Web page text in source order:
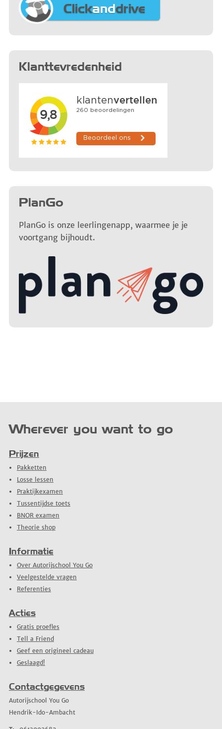
Clickanddrive
Klanttevredenheid
PlanGo
PlanGo is onze leerlingenapp, waarmee je je
voortgang bijhoudt.
Wherever you want to go
Prijzen
Pakketten
Losse lessen
Praktijkexamen
Tussentijdse toets
BNOR examen
Theorie shop
Informatie
Over Autorijschool You Go
Veelgestelde vragen
Referenties
Acties
Gratis proefles
Tell a Friend
Geef een origineel cadeau
Geslaagd!
Contactgegevens
Autorijschool You Go
Hendrik-Ido-Ambacht